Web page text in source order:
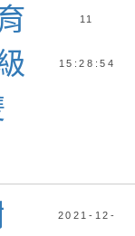
11
15:28:54
2021-12-